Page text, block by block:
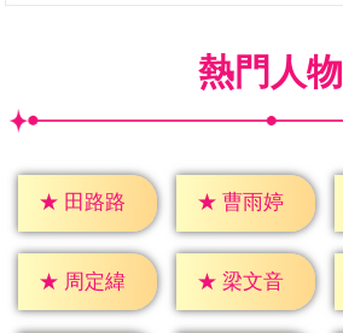
熱門人物
★ 田路路 ★ 曹雨婷
★ 周定緯 ★ 梁文音